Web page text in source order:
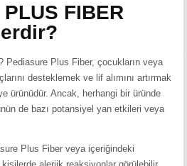
FIBER
Pediasure Plus Fiber, çocukların veya
desteklemek ve lif alımını artırmak
ürünüdür. Ancak, herhangi bir üründe
de bazı potansiyel yan etkileri veya
Plus Fiber veya içeriğindeki